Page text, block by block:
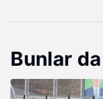
Bunlar